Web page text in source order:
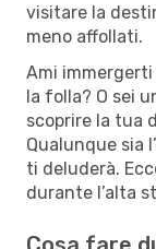
visitare la
meno affollati.
Ami
la folla? O sei
scoprire la tua
Qualunque sia
ti deluderà.
durante l’alta